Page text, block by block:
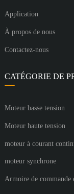
Application
À propos de nous
Contactez-nous
CATÉGORIE DE
Moteur basse tension
Moteur haute tension
moteur à courant
moteur synchrone
Armoire de commande